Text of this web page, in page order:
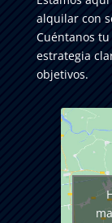
alquilar con
Cuéntanos
estrategia
objetivos.